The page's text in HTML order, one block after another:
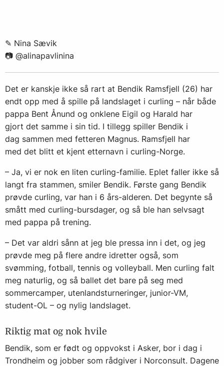
✎ Nina Sævik
📷 @alinapavlinina
Det er kanskje ikke så rart at Bendik Ramsfjell (26) har
endt opp med å spille på landslaget i curling – når både
pappa Bent Ånund og onklene Eigil og Harald har
gjort det samme i sin tid. I tillegg spiller Bendik i
dag sammen med fetteren Magnus. Ramsfjell har
med det blitt et kjent etternavn i curling-Norge.
– Ja, vi er nok en liten curling-familie. Eplet faller ikke så
langt fra stammen, smiler Bendik. Første gang Bendik
prøvde curling, var han i 6 års-alderen. Det begynte så
smått med curling-bursdager, og så ble han selvsagt
med pappa på trening.
– Det var aldri sånn at jeg ble pressa inn i det, og jeg
prøvde meg på flere andre idretter også, som
svømming, fotball, tennis og volleyball. Men curling falt
meg naturlig, og så ballet det bare på seg med
sommercamper, utenlandsturneringer, junior-VM,
student-OL – og nylig landslaget.
Riktig mat og nok hvile
Bendik, som er født og oppvokst i Asker, bor i dag i
Trondheim og jobber som rådgiver i Norconsult. Dagene